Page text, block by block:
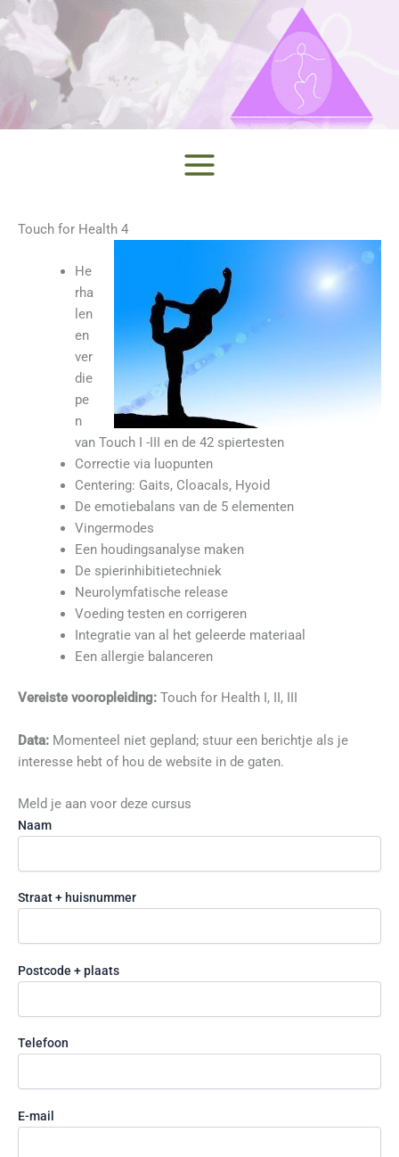
Ga
naar
de
inhoud
Touch for Health 4
He
rha
len
en
ver
die
pe
n
van Touch I -III en de 42 spiertesten
Correctie via luopunten
Centering: Gaits, Cloacals, Hyoid
De emotiebalans van de 5 elementen
Vingermodes
Een houdingsanalyse maken
De spierinhibitietechniek
Neurolymfatische release
Voeding testen en corrigeren
Integratie van al het geleerde materiaal
Een allergie balanceren
Vereiste vooropleiding: Touch for Health I, II, III
Data: Momenteel niet gepland; stuur een berichtje als je
interesse hebt of hou de website in de gaten.
Meld je aan voor deze cursus
Naam
Straat + huisnummer
Postcode + plaats
Telefoon
E-mail